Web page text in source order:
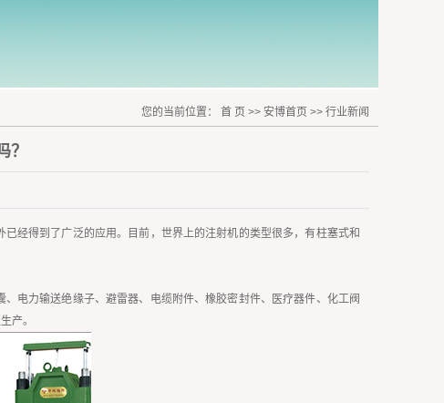
您的当前位置： 首 页 >> 安博首页 >> 行业新闻
？
经得到了广泛的应用。目前，世界上的注射机的类型很多，有柱塞式和
电力输送绝缘子、避雷器、电缆附件、橡胶密封件、医疗器件、化工阀
产。